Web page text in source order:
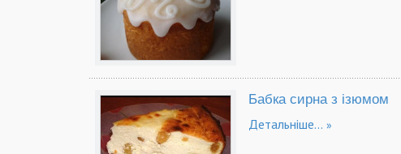
Бабка сирна з ізюмом
Детальніше...